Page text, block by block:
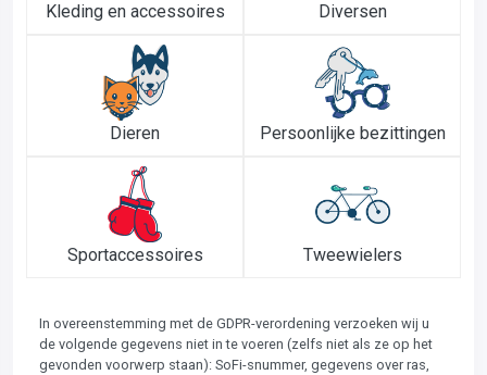
Kleding en accessoires Diversen
Dieren Persoonlijke bezittingen
Sportaccessoires Tweewielers
In overeenstemming met de GDPR-verordening verzoeken wij u
de volgende gegevens niet in te voeren (zelfs niet als ze op het
gevonden voorwerp staan): SoFi-snummer, gegevens over ras,